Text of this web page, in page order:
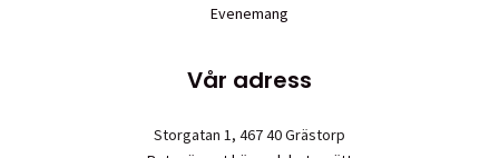
Evenemang
Vår adress
Storgatan 1, 467 40 Grästorp